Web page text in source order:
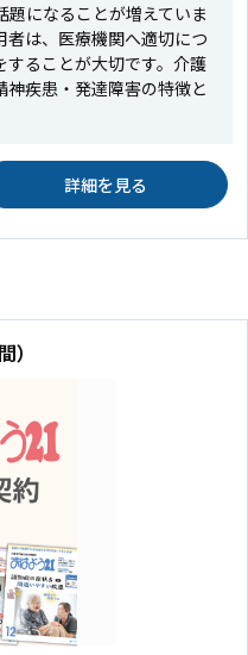
になることが増えていま
は、医療機関へ適切につ
することが大切です。介護
疾患・発達障害の特徴と
詳細を見る